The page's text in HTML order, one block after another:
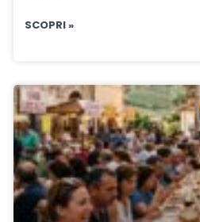
SCOPRI »